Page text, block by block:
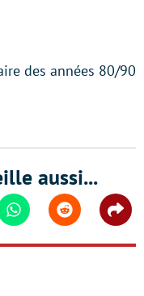
des années 80/90
aussi...
WhatsappReddit